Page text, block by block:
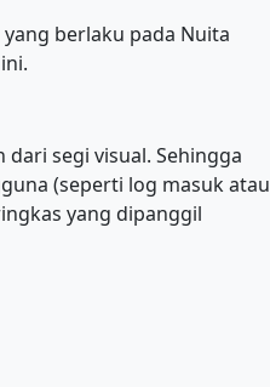
berlaku pada Nuita
segi visual. Sehingga
(seperti log masuk atau
yang dipanggil